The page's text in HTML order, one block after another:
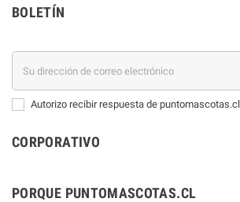
BOLETÍN
Autorizo recibir respuesta de puntomascotas.cl
CORPORATIVO
PORQUE PUNTOMASCOTAS.CL